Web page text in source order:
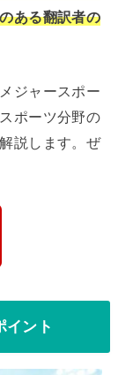
ある翻訳者の
ジャースポー
ポーツ分野の
説します。ぜ
イント